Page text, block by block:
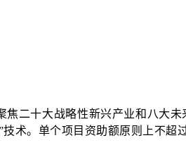
二十大战略性新兴产业和八大
术。单个项目资助额原则上不